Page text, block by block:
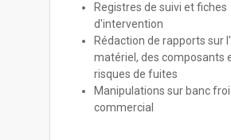
Registres de suivi et fiches
d'intervention
Rédaction de rapports sur
matériel, des composants
risques de fuites
Manipulations sur banc
commercial